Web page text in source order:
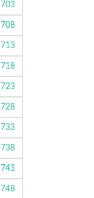
703
708
713
718
723
728
733
738
743
748